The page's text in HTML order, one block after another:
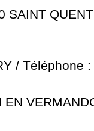
SAINT
/ Téléphone